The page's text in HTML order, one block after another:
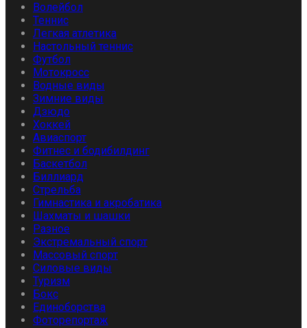
Волейбол
Теннис
Легкая атлетика
Настольный теннис
Футбол
Мотокросс
Водные виды
Зимние виды
Дзюдо
Хоккей
Авиаспорт
Фитнес и бодибилдинг
Баскетбол
Биллиард
Стрельба
Гимнастика и акробатика
Шахматы и шашки
Разное
Экстремальный спорт
Массовый спорт
Силовые виды
Туризм
Бокс
Единоборства
Фоторепортаж